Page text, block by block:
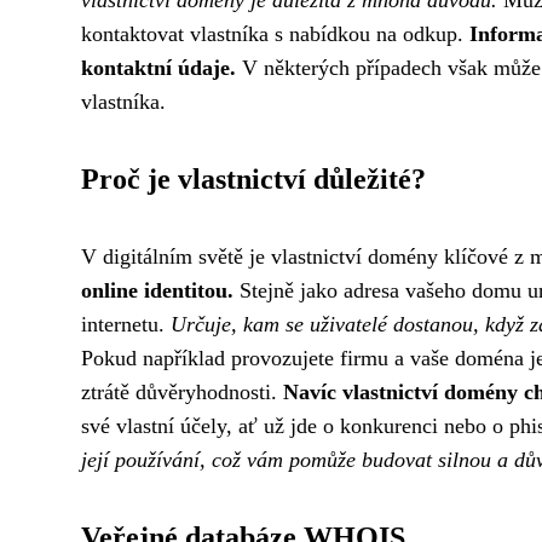
kontaktovat vlastníka s nabídkou na odkup.
kontaktní údaje. V některých případech však
vlastníka.
Proč je vlastnictví důležité?
V digitálním světě je vlastnictví domény klíčové z
online identitou. Stejně jako adresa vašeho domu
internetu. Určuje, kam se uživatelé dostanou,
Pokud například provozujete firmu a vaše doména
ztrátě důvěryhodnosti. Navíc vlastnictví domény
své vlastní účely, ať už jde o konkurenci nebo o
její používání, což vám pomůže budovat silnou a